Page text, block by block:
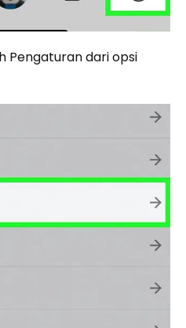
Pengaturan dari opsi